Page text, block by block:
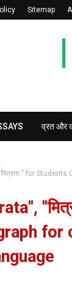
Sitemap
व्रत और
" for
for